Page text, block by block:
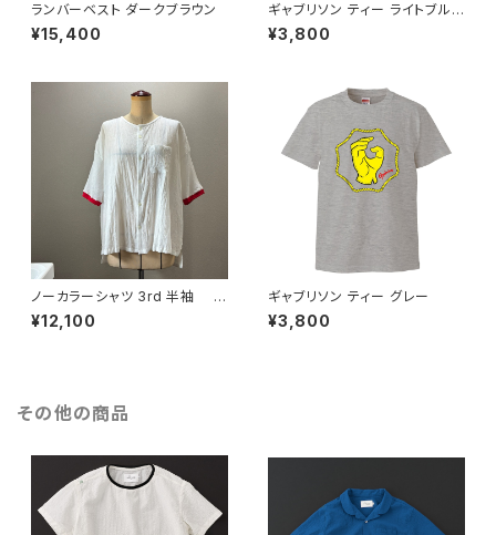
ランバーベスト ダークブラウン
¥15,400
ギャブリソン ティー ライトブル
ー
¥3,800
ノーカラーシャツ 3rd 半袖 白
×赤
¥12,100
ギャブリソン ティー グレー
¥3,800
その他の商品